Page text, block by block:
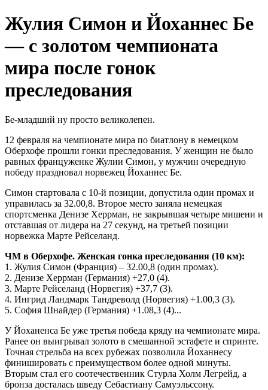
Жулия Симон и Йоханнес Бе
— с золотом чемпионата
мира после гонок
преследования
Бе-младший ну просто великолепен.
12 февраля на чемпионате мира по биатлону в немецком
Оберхофе прошли гонки преследования. У женщин не было
равных француженке Жулии Симон, у мужчин очередную
победу праздновал норвежец Йоханнес Бе.
Симон стартовала с 10-й позиции, допустила один промах и
управилась за 32.00,8. Второе место заняла немецкая
спортсменка Денизе Херрман, не закрывшая четыре мишени и
отставшая от лидера на 27 секунд, на третьей позиции
норвежка Марте Рейселанд.
ЧМ в Оберхофе. Женская гонка преследования (10 км):
1. Жулия Симон (Франция) – 32.00,8 (один промах).
2. Денизе Херрман (Германия) +27,0 (4).
3. Марте Рейселанд (Норвегия) +37,7 (3).
4. Ингрид Ландмарк Тандреволд (Норвегия) +1.00,3 (3).
5. София Шнайдер (Германия) +1.08,3 (4)...
У Йоханенса Бе уже третья победа кряду на чемпионате мира.
Ранее он выигрывал золото в смешанной эстафете и спринте.
Точная стрельба на всех рубежах позволила Йоханнесу
финишировать с преимуществом более одной минуты.
Вторым стал его соотечественник Стурла Холм Легрейд, а
бронза досталась шведу Себастиану Самуэльссону.